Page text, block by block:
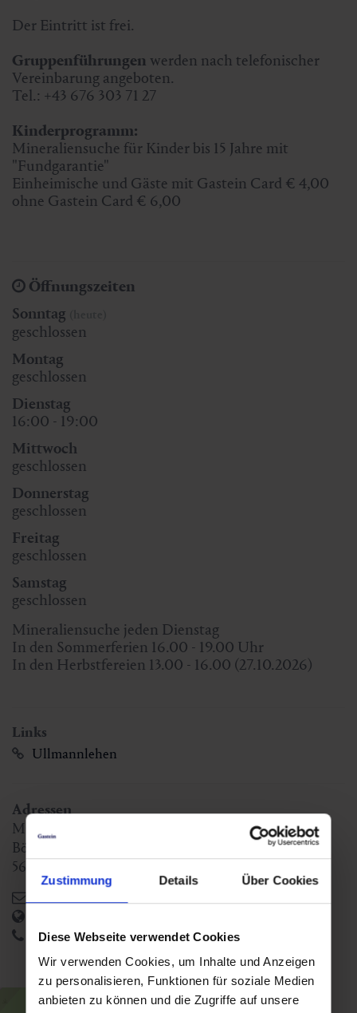
Zustimmung Details Über Cookies
Diese Webseite verwendet Cookies
Wir verwenden Cookies, um Inhalte und Anzeigen
zu personalisieren, Funktionen für soziale Medien
anbieten zu können und die Zugriffe auf unsere
Der Eintritt ist frei.
Gruppenführungen werden nach telefonischer
Vereinbarung angeboten.
Tel.: +43 676 303 71 27
Kinderprogramm:
Mineraliensuche für Kinder bis 15 Jahre mit
"Fundgarantie"
Einheimische und Gäste mit Gastein Card € 4,00
ohne Gastein Card € 6,00
Öffnungszeiten
Sonntag
geschlossen
Montag
geschlossen
Dienstag
16:00 - 19:00
Mittwoch
geschlossen
Donnerstag
geschlossen
Freitag
geschlossen
Samstag
geschlossen
Mineraliensuche jeden Dienstag
In den Sommerferien 16.00 - 19.00 Uhr
In den Herbstfereien 13.00 - 16.00 (27.10.2026)
Links
Ullmannlehen
Adressen
Museumsgebäude Ullmannlehen
Böcksteiner Bundesstr. 80
5640
info@montanmuseum-boeckstein.at
+43 676 303 71 27